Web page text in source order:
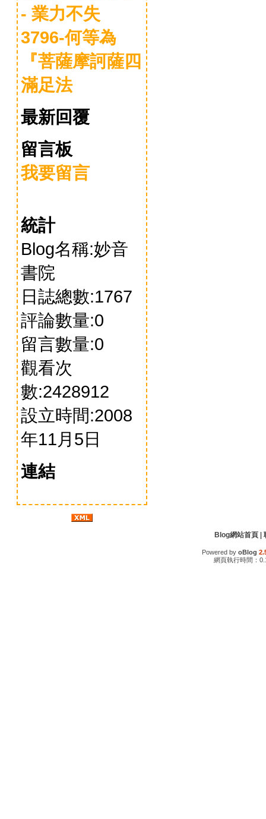
- 業力不失
3796-何等為
『菩薩摩訶薩四
滿足法
最新回覆
留言板
我要留言
統計
Blog名稱:妙音
書院
日誌總數:1767
評論數量:0
留言數量:0
觀看次
數:2428912
設立時間:2008
年11月5日
連結
Blog網站首頁|
Powered by oBlog
網頁執行時間：